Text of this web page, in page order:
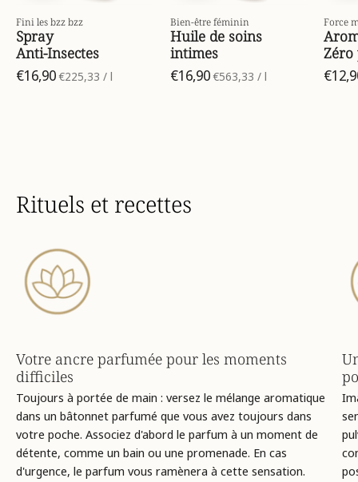
Fini les bzz bzz
Spray
Anti-Insectes
€16,90€225,33 /par
l
Bien-être féminin
Huile de soins
intimes
€16,90€563,33 /par
l
Force
Zéro
Rituels et recettes
Votre ancre parfumée pour les moments
difficiles
Toujours à portée de main : versez le mélange aromatique
dans un bâtonnet parfumé que vous avez toujours dans
votre poche. Associez d'abord le parfum à un moment de
détente, comme un bain ou une promenade. En cas
d'urgence, le parfum vous ramènera à cette sensation.